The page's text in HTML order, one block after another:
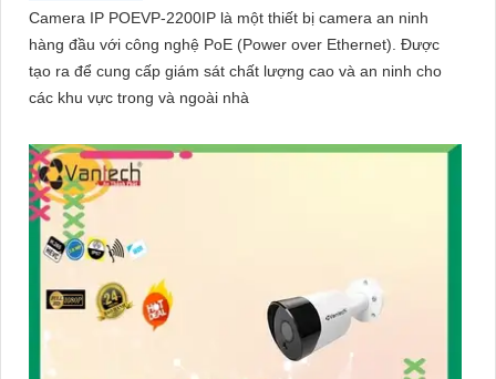
Camera IP POEVP-2200IP là một thiết bị camera an ninh
hàng đầu với công nghệ PoE (Power over Ethernet). Được
tạo ra để cung cấp giám sát chất lượng cao và an ninh cho
các khu vực trong và ngoài nhà